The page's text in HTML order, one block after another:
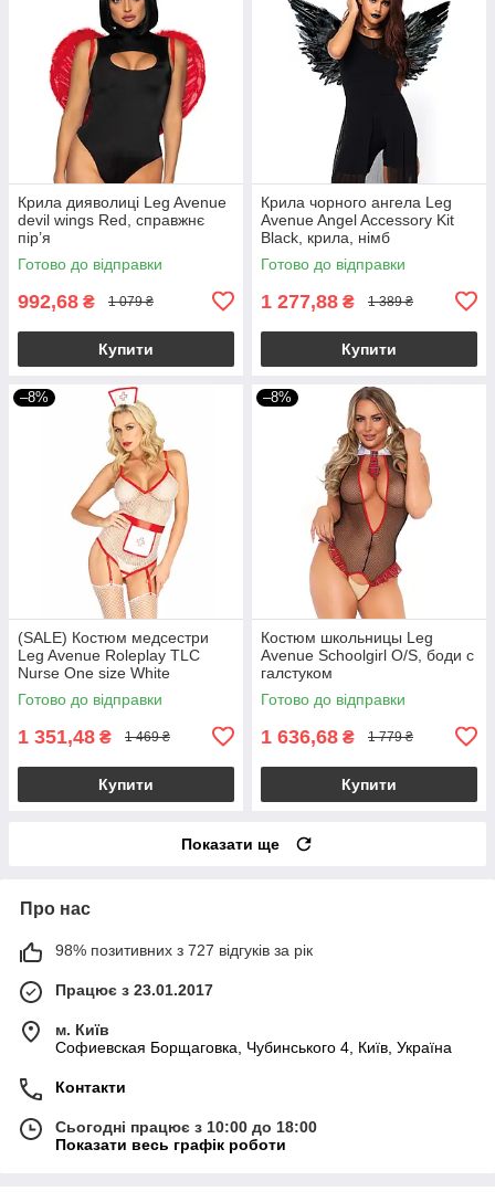
Крила дияволиці Leg Avenue
devil wings Red, справжнє
пір’я
Готово до відправки
992,68 ₴ 1 079 ₴
Купити
Крила чорного ангела Leg
Avenue Angel Accessory Kit
Black, крила, німб
Готово до відправки
1 277,88 ₴ 1 389 ₴
Купити
–8%
(SALE) Костюм медсестри
Leg Avenue Roleplay TLC
Nurse One size White
Готово до відправки
1 351,48 ₴ 1 469 ₴
Купити
–8%
Костюм школьницы Leg
Avenue Schoolgirl O/S, боди с
галстуком
Готово до відправки
1 636,68 ₴ 1 779 ₴
Купити
Показати ще
Про нас
98% позитивних з 727 відгуків за рік
Працює з 23.01.2017
м. Київ
Софиевская Борщаговка, Чубинського 4, Київ, Україна
Контакти
Сьогодні працює з 10:00 до 18:00
Показати весь графік роботи